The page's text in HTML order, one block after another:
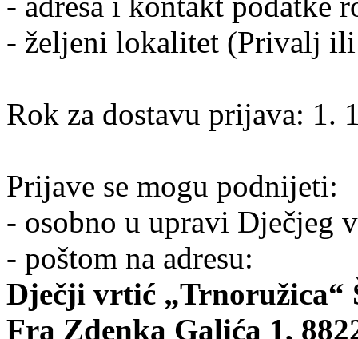
- željeni lokalitet (Privalj
Rok za dostavu prijava: 1.
Prijave se mogu podnijeti:
- osobno u upravi Dječjeg
- poštom na adresu:
Dječji vrtić „Trnoružica“
Fra Zdenka Galića 1,